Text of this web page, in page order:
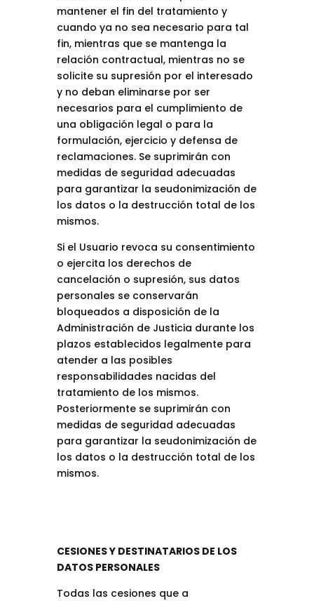
mantener el fin del tratamiento y
cuando ya no sea necesario para tal
fin, mientras que se mantenga la
relación contractual, mientras no se
solicite su supresión por el interesado
y no deban eliminarse por ser
necesarios para el cumplimiento de
una obligación legal o para la
formulación, ejercicio y defensa de
reclamaciones. Se suprimirán con
medidas de seguridad adecuadas
para garantizar la seudonimización de
los datos o la destrucción total de los
mismos.
Si el Usuario revoca su consentimiento
o ejercita los derechos de
cancelación o supresión, sus datos
personales se conservarán
bloqueados a disposición de la
Administración de Justicia durante los
plazos establecidos legalmente para
atender a las posibles
responsabilidades nacidas del
tratamiento de los mismos.
Posteriormente se suprimirán con
medidas de seguridad adecuadas
para garantizar la seudonimización de
los datos o la destrucción total de los
mismos.
CESIONES Y DESTINATARIOS DE LOS
DATOS PERSONALES
Todas las cesiones que a